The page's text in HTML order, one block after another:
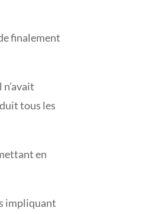
finalement
tous les
en
impliquant